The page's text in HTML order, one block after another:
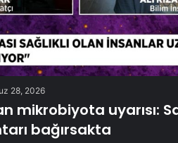
28, 2026
mikrobiyota uyarısı:
bağırsakta